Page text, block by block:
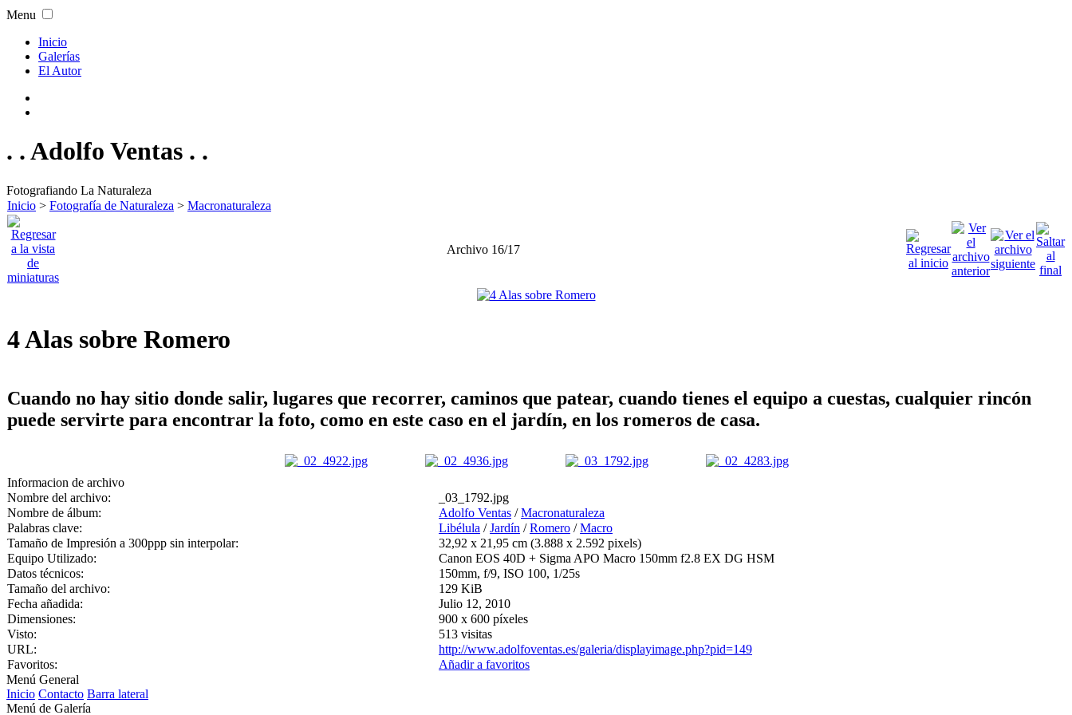
Menu
Inicio
Galerías
El Autor
. . Adolfo Ventas . .
Fotografiando La Naturaleza
Inicio > Fotografía de Naturaleza > Macronaturaleza
Archivo 16/17
4 Alas sobre Romero
Cuando no hay sitio donde salir, lugares que recorrer, caminos que patear, cuando tienes el equipo a cuestas, cualquier rincón
puede servirte para encontrar la foto, como en este caso en el jardín, en los romeros de casa.
Informacion de archivo
Nombre del archivo:
_03_1792.jpg
Nombre de álbum:
Adolfo Ventas /Macronaturaleza
Palabras clave:
Libélula /Jardín /Romero /Macro
Tamaño de Impresión a 300ppp sin interpolar:
32,92 x 21,95 cm (3.888 x 2.592 pixels)
Equipo Utilizado:
Canon EOS 40D + Sigma APO Macro 150mm f2.8 EX DG HSM
Datos técnicos:
150mm, f/9, ISO 100, 1/25s
Tamaño del archivo:
129 KiB
Fecha añadida:
Julio 12, 2010
Dimensiones:
900 x 600 píxeles
Visto:
513 visitas
URL:
http://www.adolfoventas.es/galeria/displayimage.php?pid=149
Favoritos:
Añadir a favoritos
Menú General
Inicio Contacto Barra lateral
Menú de Galería